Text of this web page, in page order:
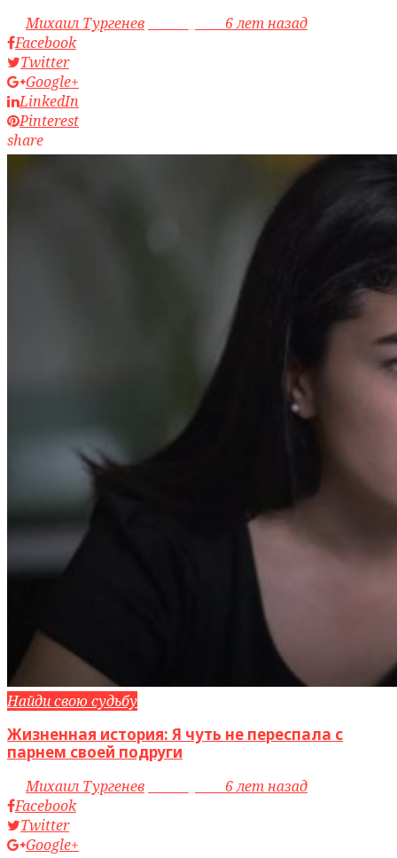
byМихаил Тургенев
6 лет назад
Facebook
Twitter
Google+
LinkedIn
Pinterest
share
Найди свою судьбу
Жизненная история: Я чуть не переспала с
парнем своей подруги
byМихаил Тургенев
6 лет назад
Facebook
Twitter
Google+